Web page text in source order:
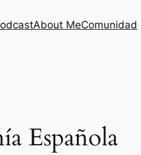
About MeComunidad
Española